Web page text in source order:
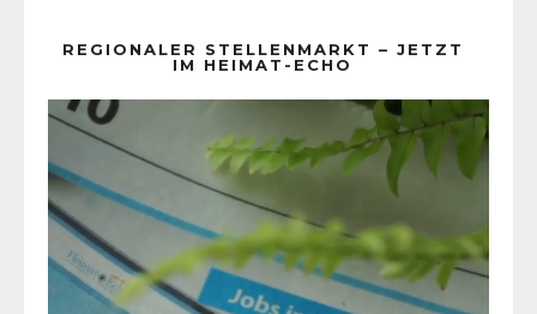
REGIONALER STELLENMARKT – JETZT
IM HEIMAT-ECHO
Player